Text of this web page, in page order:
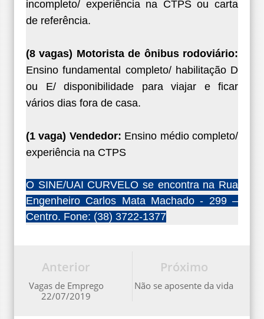
incompleto/ experiência na CTPS ou carta
de referência.
(8 vagas) Motorista de ônibus rodoviário:
Ensino fundamental completo/ habilitação D
ou E/ disponibilidade para viajar e ficar
vários dias fora de casa.
(1 vaga) Vendedor: Ensino médio completo/
experiência na CTPS
O SINE/UAI CURVELO se encontra na Rua
Engenheiro Carlos Mata Machado - 299 –
Centro. Fone: (38) 3722-1377
Próximo
Não se aposente da vida
Anterior
Vagas de Emprego
22/07/2019